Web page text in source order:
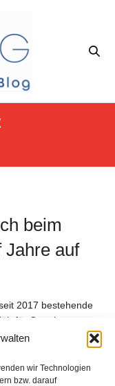
wir Technologien
bzw. darauf
beim
Jahre auf
2017 bestehende
für Catering-